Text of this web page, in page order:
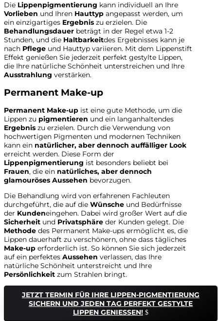
Die Lippenpigmentierung kann individuell an Ihre
Vorlieben und Ihren Hauttyp angepasst werden, um
ein einzigartiges Ergebnis zu erzielen. Die
Behandlungsdauer beträgt in der Regel etwa 1-2
Stunden, und die Haltbarkeitdes Ergebnisses kann je
nach Pflege und Hauttyp variieren. Mit dem Lippenstift
Effekt genießen Sie jederzeit perfekt gestylte Lippen,
die Ihre natürliche Schönheit unterstreichen und Ihre
Ausstrahlung verstärken.
Permanent Make-up
Permanent Make-up ist eine gute Methode, um die
Lippen zu pigmentieren und ein langanhaltendes
Ergebnis zu erzielen. Durch die Verwendung von
hochwertigen Pigmenten und modernen Techniken
kann ein natürlicher, aber dennoch auffälliger Look
erreicht werden. Diese Form der
Lippenpigmentierung ist besonders beliebt bei
Frauen, die ein natürliches, aber dennoch
glamouröses Aussehen bevorzugen.
Die Behandlung wird von erfahrenen Fachleuten
durchgeführt, die auf die Wünsche und Bedürfnisse
der Kundeneingehen. Dabei wird großer Wert auf die
Sicherheit und Privatsphäre der Kunden gelegt. Die
Methode des Permanent Make-ups ermöglicht es, die
Lippen dauerhaft zu verschönern, ohne dass tägliches
Make-up erforderlich ist. So können Sie sich jederzeit
auf ein perfektes Aussehen verlassen, das Ihre
natürliche Schönheit unterstreicht und Ihre
Persönlichkeit zum Strahlen bringt.
JETZT TERMIN FÜR IHRE LIPPEN-PIGMENTIERUNG
SICHERN UND JEDEN TAG PERFEKT GESTYLTE
LIPPEN GENIESSEN!